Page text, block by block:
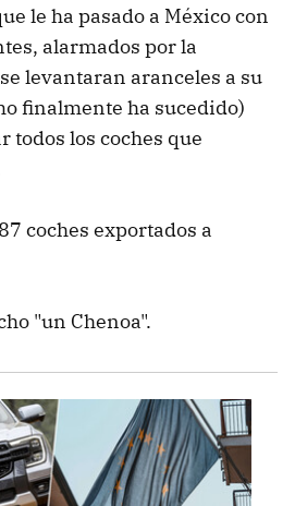
le ha pasado a México con
alarmados por la
levantaran aranceles a su
finalmente ha sucedido)
todos los coches que
coches exportados a
"un Chenoa".